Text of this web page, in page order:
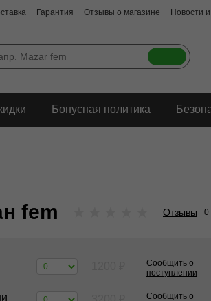
Гарантия Отзывы о магазине Новости
Бонусная политика
fem Отзывы 0
Сообщить о
поступлении
Сообщить о